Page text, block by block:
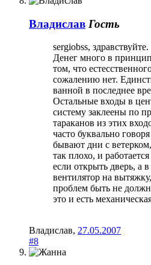
Владислав Гость
sergiobss, здравствуйте.
Денег много в
том, что
сожалению нет.
ванной в последнее
Остальные входы в
систему заклеены по
тараканов из этих
часто буквально
бывают дни с
так плохо, и
если открыть дверь, а
вентилятор на
проблем быть не
это и есть
Владислав, 27.05.2007
#8